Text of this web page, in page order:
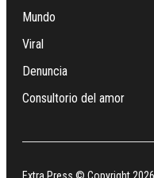
Mundo
Viral
Denuncia
Consultorio del amor
Extra Press © Copyright